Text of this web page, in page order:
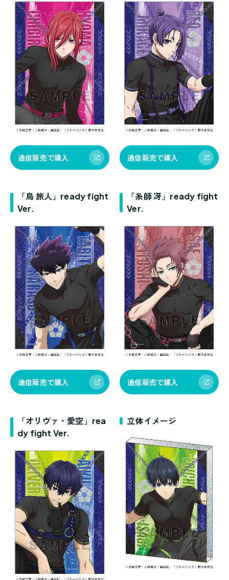
通信販売で購入 通信販売で購入
「烏 旅人」ready fight
Ver.
通信販売で購入
「糸師 冴」ready fight
Ver.
通信販売で購入
「オリヴァ・愛空」rea
dy fight Ver.
立体イメージ